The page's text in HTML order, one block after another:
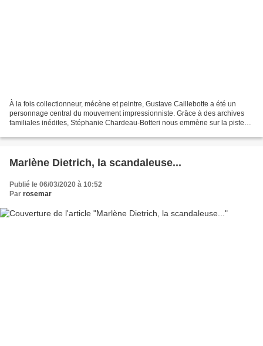
À la fois collectionneur, mécène et peintre, Gustave Caillebotte a été un
personnage central du mouvement impressionniste. Grâce à des archives
familiales inédites, Stéphanie Chardeau-Botteri nous emmène sur la piste
Marlène Dietrich, la scandaleuse...
Publié le 06/03/2020 à 10:52
Par rosemar